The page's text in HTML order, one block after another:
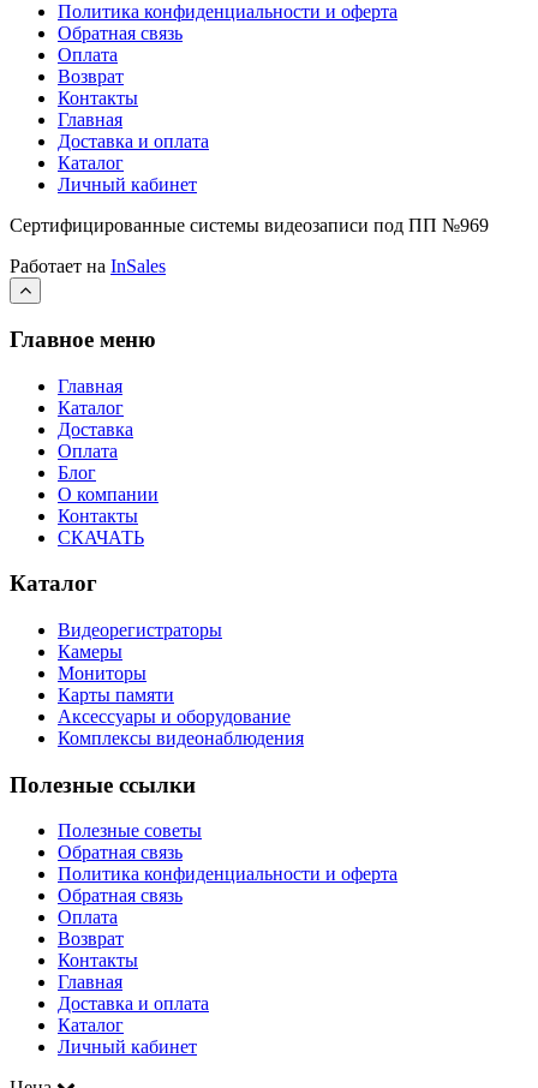
Политика конфиденциальности и оферта
Обратная связь
Оплата
Возврат
Контакты
Главная
Доставка и оплата
Каталог
Личный кабинет
Сертифицированные системы видеозаписи под ПП №969
Работает на InSales
Главное меню
Главная
Каталог
Доставка
Оплата
Блог
О компании
Контакты
СКАЧАТЬ
Каталог
Видеорегистраторы
Камеры
Мониторы
Карты памяти
Аксессуары и оборудование
Комплексы видеонаблюдения
Полезные ссылки
Полезные советы
Обратная связь
Политика конфиденциальности и оферта
Обратная связь
Оплата
Возврат
Контакты
Главная
Доставка и оплата
Каталог
Личный кабинет